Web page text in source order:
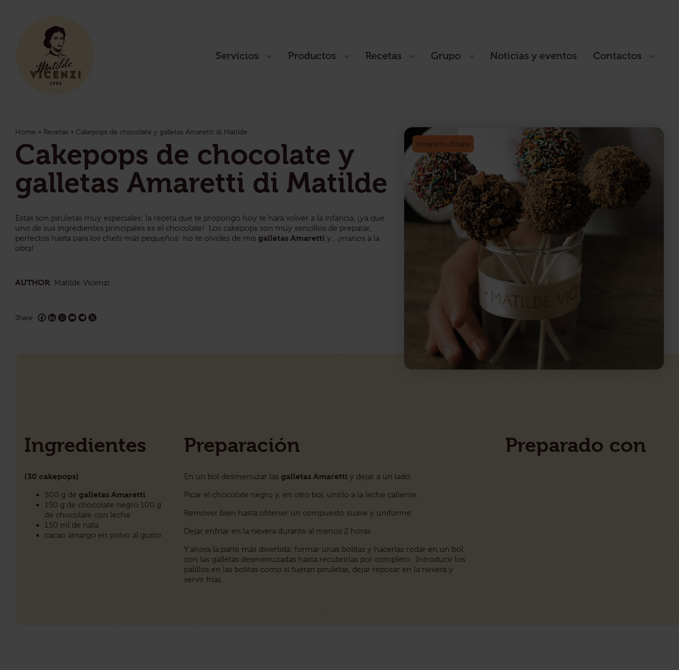
Servicios Productos Recetas Grupo Noticias y eventos Contactos
Home » Recetas »Cakepops de chocolate y galletas Amaretti di Matilde
Cakepops de chocolate y
galletas Amaretti di Matilde
Estas son piruletas muy especiales: la receta que te propongo hoy te hará volver a la infancia, ¡ya que
uno de sus ingredientes principales es el chocolate! Los cakepops son muy sencillos de preparar,
perfectos hasta para los chefs más pequeños: no te olvides de mis galletas Amaretti y... ¡manos a la
obra!
AUTHOR: Matilde Vicenzi
Share
Amaretto d’Italia
Ingredientes
(30 cakepops)
500 g de galletas Amaretti
150 g de chocolate negro 100 g
de chocolate con leche
150 ml de nata
cacao amargo en polvo al gusto
Preparación
En un bol desmenuzar las galletas Amaretti y dejar a un lado.
Picar el chocolate negro y, en otro bol, unirlo a la leche caliente.
Remover bien hasta obtener un compuesto suave y uniforme.
Dejar enfriar en la nevera durante al menos 2 horas.
Y ahora la parte más divertida: formar unas bolitas y hacerlas rodar en un bol
con las galletas desmenuzadas hasta recubrirlas por completo. Introducir los
palillos en las bolitas como si fueran piruletas, dejar reposar en la nevera y
servir frías.
Preparado con